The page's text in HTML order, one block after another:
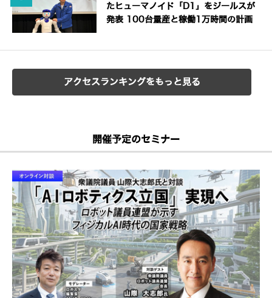
たヒューマノイド「D1」をジールスが
発表 100台量産と稼働1万時間の計画
アクセスランキングをもっと見る
開催予定のセミナー